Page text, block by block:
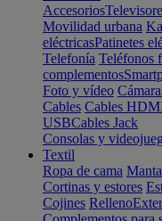
Accesorios
Movilidad urbana
eléctricasPatinetes
Telefonía Teléfonos
complementos
Foto y vídeo
Cables Cables
USBCables Jack
Consolas y
Textil
Ropa de cama
Cortinas y estores
Cojines Relleno